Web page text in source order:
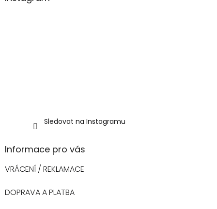
Sledovat na Instagramu
Informace pro vás
VRÁCENÍ / REKLAMACE
DOPRAVA A PLATBA